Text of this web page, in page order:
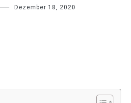
Dezember 18, 2020